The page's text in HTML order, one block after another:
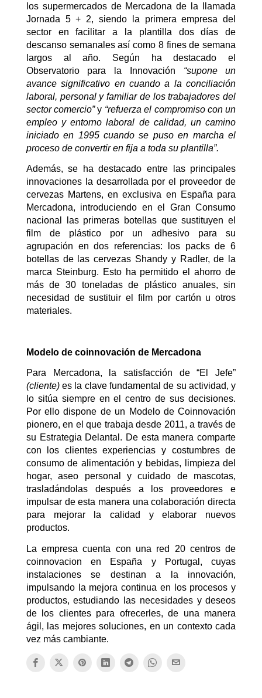
los supermercados de Mercadona de la llamada
Jornada 5 + 2, siendo la primera empresa del
sector en facilitar a la plantilla dos días de
descanso semanales así como 8 fines de semana
largos al año. Según ha destacado el
Observatorio para la Innovación “supone un
avance significativo en cuando a la conciliación
laboral, personal y familiar de los trabajadores del
sector comercio”y “refuerza el compromiso con un
empleo y entorno laboral de calidad, un camino
iniciado en 1995 cuando se puso en marcha el
proceso de convertir en fija a toda su plantilla”.
Además, se ha destacado entre las principales
innovaciones la desarrollada por el proveedor de
cervezas Martens, en exclusiva en España para
Mercadona, introduciendo en el Gran Consumo
nacional las primeras botellas que sustituyen el
film de plástico por un adhesivo para su
agrupación en dos referencias: los packs de 6
botellas de las cervezas Shandy y Radler, de la
marca Steinburg. Esto ha permitido el ahorro de
más de 30 toneladas de plástico anuales, sin
necesidad de sustituir el film por cartón u otros
materiales.
Modelo de coinnovación de Mercadona
Para Mercadona, la satisfacción de “El Jefe”
(cliente)es la clave fundamental de su actividad, y
lo sitúa siempre en el centro de sus decisiones.
Por ello dispone de un Modelo de Coinnovación
pionero, en el que trabaja desde 2011, a través de
su Estrategia Delantal. De esta manera comparte
con los clientes experiencias y costumbres de
consumo de alimentación y bebidas, limpieza del
hogar, aseo personal y cuidado de mascotas,
trasladándolas después a los proveedores e
impulsar de esta manera una colaboración directa
para mejorar la calidad y elaborar nuevos
productos.
La empresa cuenta con una red 20 centros de
coinnovacion en España y Portugal, cuyas
instalaciones se destinan a la innovación,
impulsando la mejora continua en los procesos y
productos, estudiando las necesidades y deseos
de los clientes para ofrecerles, de una manera
ágil, las mejores soluciones, en un contexto cada
vez más cambiante.